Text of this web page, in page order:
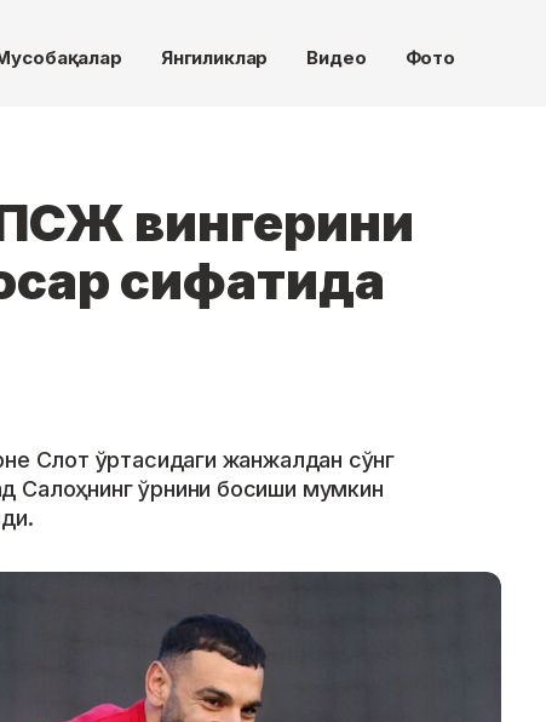
Янгиликлар Видео Фото
вингерини
сифатида
Слот ўртасидаги жанжалдан сўнг
Салоҳнинг ўрнини босиши мумкин